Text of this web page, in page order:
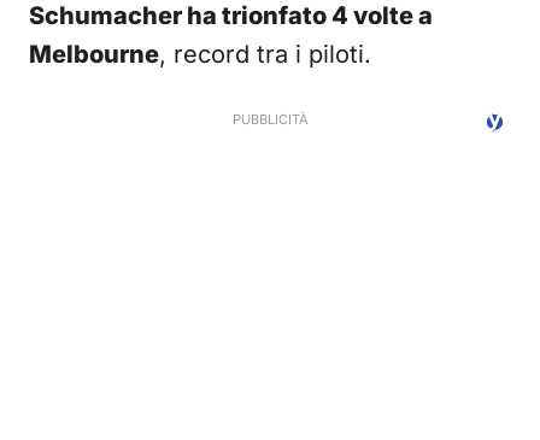
Schumacher ha trionfato 4 volte a
Melbourne, record tra i piloti.